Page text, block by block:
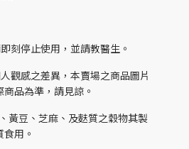
刻停止使用，並請教醫生。
觀感之差異，本賣場之商品圖片
品為準，請見諒。
黃豆、芝麻、及麩質之穀物其製
用。